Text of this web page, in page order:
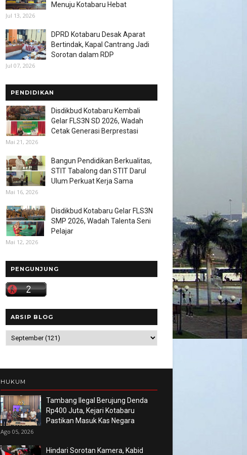
Menuju Kotabaru Hebat
Jul 13, 2026
DPRD Kotabaru Desak Aparat
Bertindak, Kapal Cantrang Jadi
Sorotan dalam RDP
Jul 07, 2026
PENDIDIKAN
Disdikbud Kotabaru Kembali
Gelar FLS3N SD 2026, Wadah
Cetak Generasi Berprestasi
Mai 21, 2026
Bangun Pendidikan Berkualitas,
STIT Tabalong dan STIT Darul
Ulum Perkuat Kerja Sama
Mai 16, 2026
Disdikbud Kotabaru Gelar FLS3N
SMP 2026, Wadah Talenta Seni
Pelajar
Mai 12, 2026
PENGUNJUNG
ARSIP BLOG
HUKUM
Tambang Ilegal Berujung Denda
Rp400 Juta, Kejari Kotabaru
Pastikan Masuk Kas Negara
Ago 05, 2026
Hindari Sorotan Kamera, Kabid